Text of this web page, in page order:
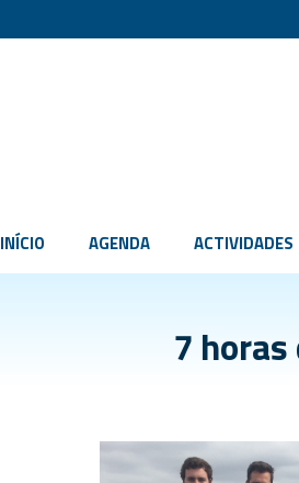
INÍCIO AGENDA ACTIVIDADES
7